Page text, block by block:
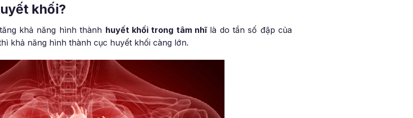
khối?
khả năng hình thành huyết khối trong tâm nhĩlà do tần số đập của
khả năng hình thành cục huyết khối càng lớn.